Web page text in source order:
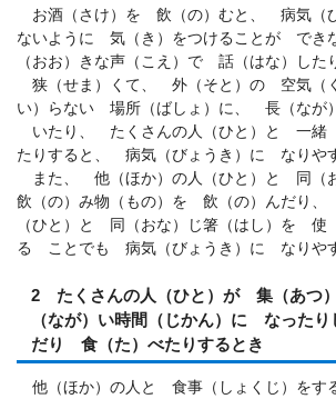
お酒（さけ）を 飲（の）むと、 病気（
ないように 気（き）をつけることが でき
（おお）きな声（こえ）で 話（はな）した
狭（せま）くて、 外（そと）の 空気（
い）らない 場所（ばしょ）に、 長（なが）
いたり、 たくさんの人（ひと）と 一緒
たりすると、 病気（びょうき）に なりやす
また、 他（ほか）の人（ひと）と 同（
飲（の）み物（もの）を 飲（の）んだり、
（ひと）と 同（おな）じ箸（はし）を 使
る ことでも 病気（びょうき）に なりやす
2 たくさんの人（ひと）が 集（あつ
（なが）い時間（じかん）に なった
だり 食（た）べたりするとき
他（ほか）の人と 食事（しょくじ）をす